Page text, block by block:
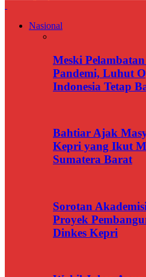
Nasional
Meski
Pandemi, Luhut
Indonesia Tetap
Bahtiar Ajak
Kepri yang Ikut
Sumatera Barat
Sorotan
Proyek
Dinkes Kepri